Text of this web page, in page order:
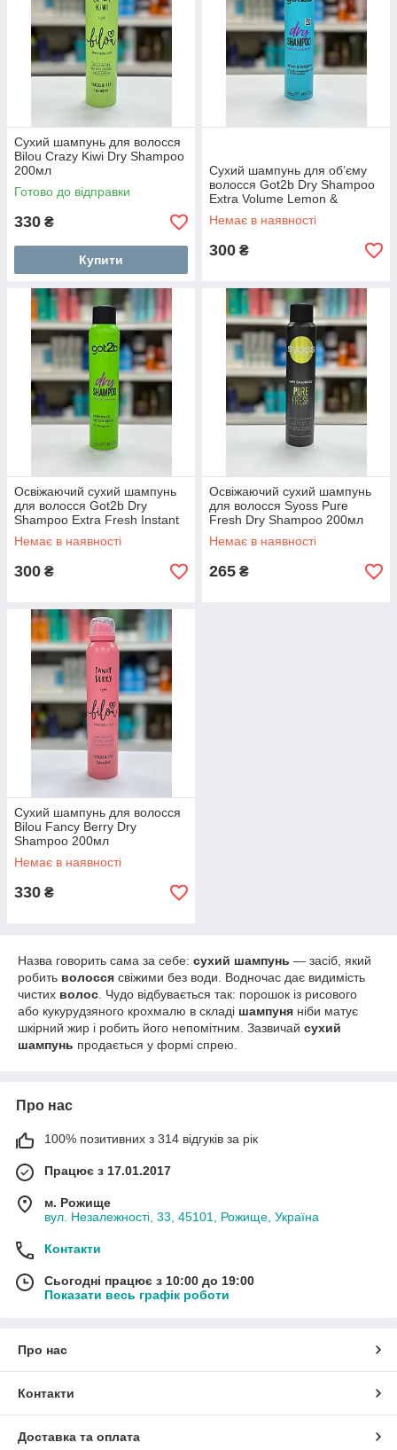
Сухий шампунь для волосся
Bilou Crazy Kiwi Dry Shampoo
200мл
Готово до відправки
330 ₴
Купити
Сухий шампунь для обʼєму
волосся Got2b Dry Shampoo
Extra Volume Lemon &
Bergamot 200мл
Немає в наявності
300 ₴
Освіжаючий сухий шампунь
для волосся Got2b Dry
Shampoo Extra Fresh Instant
Fresh Up 200мл
Немає в наявності
300 ₴
Освіжаючий сухий шампунь
для волосся Syoss Pure
Fresh Dry Shampoo 200мл
Немає в наявності
265 ₴
Сухий шампунь для волосся
Bilou Fancy Berry Dry
Shampoo 200мл
Немає в наявності
330 ₴
Назва говорить сама за себе: сухий шампунь — засіб, який
робить волосся свіжими без води. Водночас дає видимість
чистих волос . Чудо відбувається так: порошок із рисового
або кукурудзяного крохмалю в складі шампуня ніби матує
шкірний жир і робить його непомітним. Зазвичай сухий
шампунь продається у формі спрею.
Про нас
100% позитивних з 314 відгуків за рік
Працює з 17.01.2017
м. Рожище
вул. Незалежності, 33, 45101, Рожище, Україна
Контакти
Сьогодні працює з 10:00 до 19:00
Показати весь графік роботи
Про нас
Контакти
Доставка та оплата